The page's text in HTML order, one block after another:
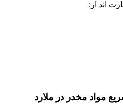
اند از:
مواد مخدر در ملارد